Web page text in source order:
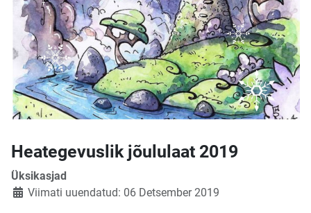
Heategevuslik jõululaat 2019
Üksikasjad
Viimati uuendatud: 06 Detsember 2019